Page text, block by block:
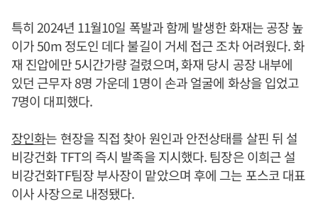
특히 2024년 11월10일 폭발과 함께 발생한 화재는 공장 높
이가 50m 정도인 데다 불길이 거세 접근 조차 어려웠다. 화
재 진압에만 5시간가량 걸렸으며, 화재 당시 공장 내부에
있던 근무자 8명 가운데 1명이 손과 얼굴에 화상을 입었고
7명이 대피했다.
장인화는 현장을 직접 찾아 원인과 안전상태를 살핀 뒤 설
비강건화 TFT의 즉시 발족을 지시했다. 팀장은 이희근 설
비강건화TF팀장 부사장이 맡았으며 후에 그는 포스코 대표
이사 사장으로 내정됐다.